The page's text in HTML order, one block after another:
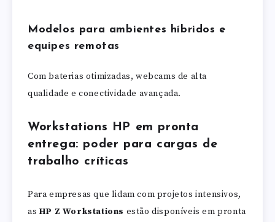
Modelos para ambientes híbridos e
equipes remotas
Com baterias otimizadas, webcams de alta
qualidade e conectividade avançada.
Workstations HP em pronta
entrega: poder para cargas de
trabalho críticas
Para empresas que lidam com projetos intensivos,
as HP Z Workstations estão disponíveis em pronta